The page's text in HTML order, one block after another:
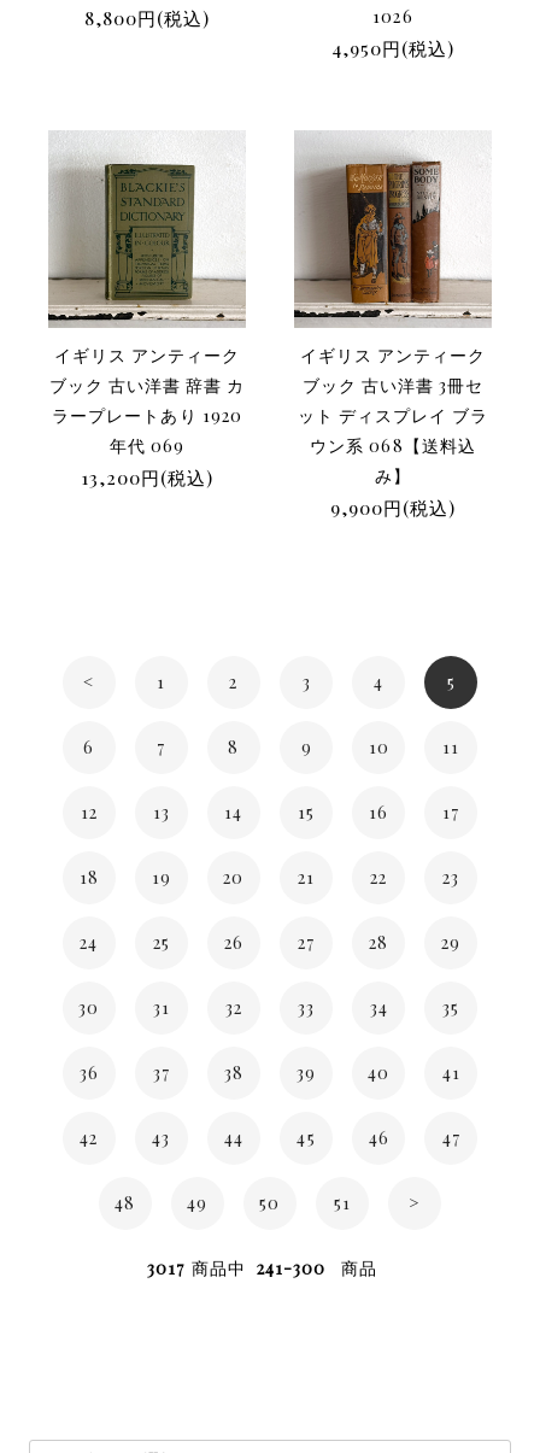
8,800円(税込)
1026
4,950円(税込)
イギリス アンティーク
ブック 古い洋書 辞書 カ
ラープレートあり 1920
年代 069
13,200円(税込)
イギリス アンティーク
ブック 古い洋書 3冊セ
ット ディスプレイ ブラ
ウン系 068【送料込
み】
9,900円(税込)
< 1 2 3 4 5
6 7 8 9 10 11
12 13 14 15 16 17
18 19 20 21 22 23
24 25 26 27 28 29
30 31 32 33 34 35
36 37 38 39 40 41
42 43 44 45 46 47
48 49 50 51 >
3017 商品中 241-300 商品